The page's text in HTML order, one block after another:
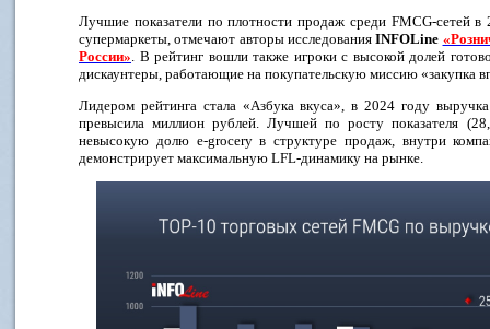
Лучшие показатели по плотности продаж среди FMCG-сетей
супермаркеты, отмечают авторы исследованияINFOLine
России». В рейтинг вошли также игроки с высокой долей
дискаунтеры, работающие на покупательскую миссию «закупка
Лидером рейтинга стала «Азбука вкуса», в 2024 году
превысила миллион рублей. Лучшей по росту показателя
невысокую долю e-grocery в структуре продаж, внутри
демонстрирует максимальную LFL-динамику на рынке.